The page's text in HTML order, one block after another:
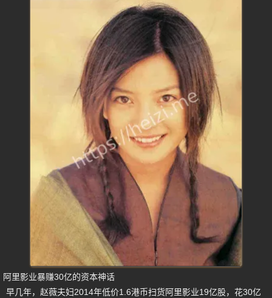
阿里影业暴赚30亿的资本神话
早几年，赵薇夫妇2014年低价1.6港币扫货阿里影业19亿股，花30亿